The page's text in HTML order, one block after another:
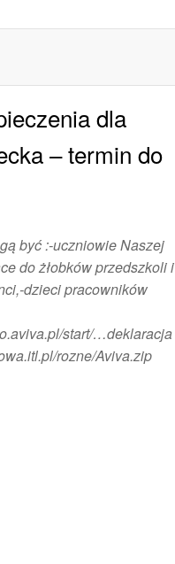
dla
– termin do
być :-uczniowie Naszej
do żłobków przedszkoli i
dzieci pracowników
start/…deklaracja
rozne/Aviva.zip